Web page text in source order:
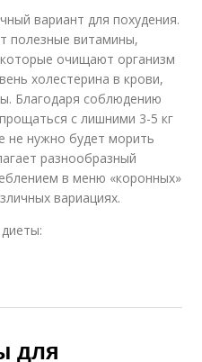
вариант для похудения.
полезные витамины,
очищают организм
холестерина в крови,
Благодаря соблюдению
с лишними 3-5 кг
не нужно будет морить
разнообразный
в меню «коронных»
вариациях.
для